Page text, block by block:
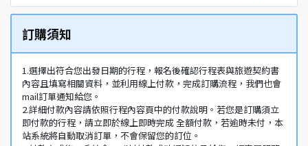
訂購須知
1.選擇出符合您出發日期的行程，報名後確認行程表與旅遊契約書
內容且填寫相關資料，並利用線上付款，完成訂購流程，我們也會
mail訂單通知給您。
2.詳細付款內容請依照行程內容頁中的付款說明。若您是訂購須立
即付款的行程，請立即於線上即時完成 全額付款，若逾時未付，本
站系統將自動取消訂單，不會保留您的訂位。